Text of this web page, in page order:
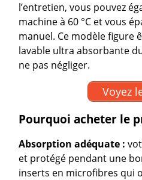
l’entretien, vous pouvez
machine à 60 °C et vous
manuel. Ce modèle figure
lavable ultra absorbante
ne pas négliger.
Voyez
Pourquoi acheter le
Absorption adéquate :
et protégé pendant une
inserts en microfibres qui